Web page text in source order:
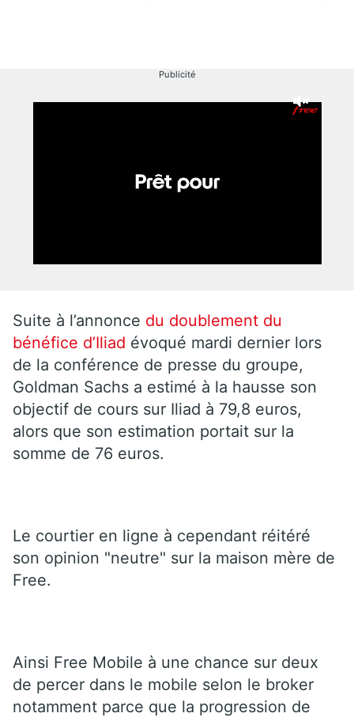
Publicité
Suite à l’annonce du doublement du
bénéfice d’Iliad évoqué mardi dernier lors
de la conférence de presse du groupe,
Goldman Sachs a estimé à la hausse son
objectif de cours sur Iliad à 79,8 euros,
alors que son estimation portait sur la
somme de 76 euros.
Le courtier en ligne à cependant réitéré
son opinion "neutre" sur la maison mère de
Free.
Ainsi Free Mobile à une chance sur deux
de percer dans le mobile selon le broker
notamment parce que la progression de